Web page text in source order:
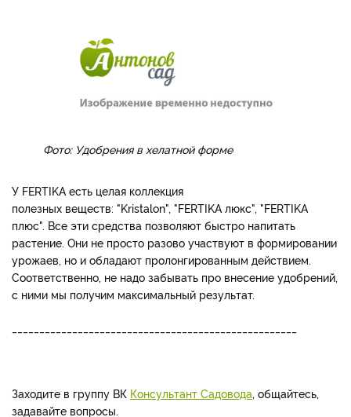
Фото: Удобрения в хелатной форме
У FERTIKA есть целая коллекция
полезных веществ: "Kristalon", "FERTIKA люкс", "FERTIKA
плюс". Все эти средства позволяют быстро напитать
растение. Они не просто разово участвуют в формировании
урожаев, но и обладают пролонгированным действием.
Соответственно, не надо забывать про внесение удобрений,
с ними мы получим максимальный результат.
Заходите в группу ВК Консультант Садовода , общайтесь,
задавайте вопросы.